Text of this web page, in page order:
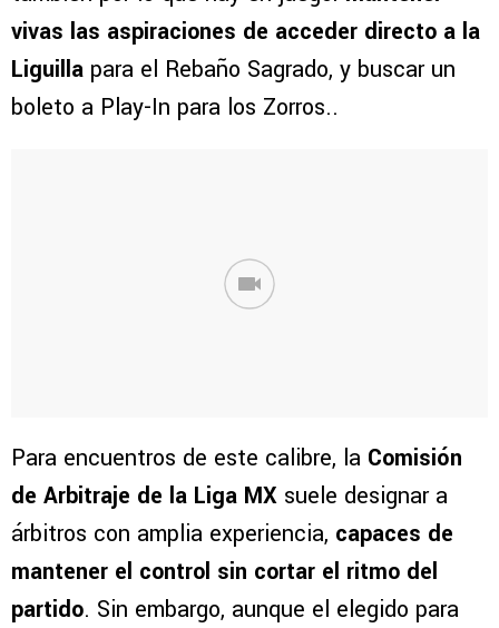
vivas las aspiraciones de acceder directo a la
Liguilla para el Rebaño Sagrado, y buscar un
boleto a Play-In para los Zorros..
Para encuentros de este calibre, la Comisión
de Arbitraje de la Liga MX suele designar a
árbitros con amplia experiencia, capaces de
mantener el control sin cortar el ritmo del
partido. Sin embargo, aunque el elegido para